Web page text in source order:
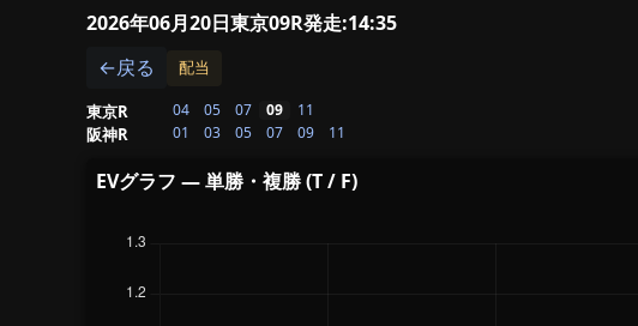
2026年06月20日東京09R発走:14:35
←戻る
配当
東京R 04 05 07 09 11
阪神R 01 03 05 07 09 11
EVグラフ — 単勝・複勝 (T / F)